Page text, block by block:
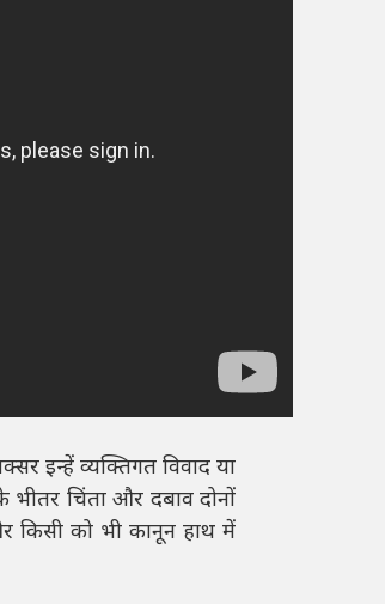
इन्हें व्यक्तिगत विवाद या
भीतर चिंता और दबाव दोनों
किसी को भी कानून हाथ में